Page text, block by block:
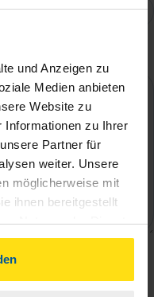
und Anzeigen zu
Medien anbieten
Website zu
Informationen zu Ihrer
Partner für
weiter. Unsere
möglicherweise mit
ihnen bereitgestellt
Nutzung der Dienste
klicken,
gemäß
zustimmen.
erkläre ich
meine Daten zur